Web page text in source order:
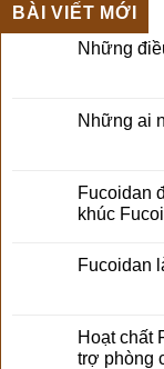
BÀI VIẾT MỚI
Những
Những ai
Fucoidan
khúc
Fucoidan
Hoạt chất
trợ phòng